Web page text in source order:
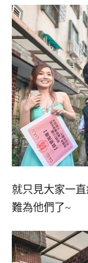
就只見大家一
難為他們了~